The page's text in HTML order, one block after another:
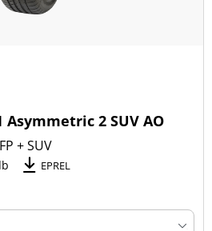
Asymmetric 2 SUV AO
FP + SUV
EPREL